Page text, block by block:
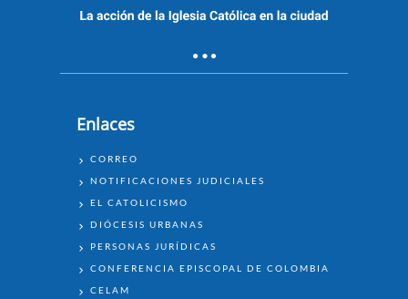
Enlaces
ENLACES
CORREO
NOTIFICACIONES JUDICIALES
EL CATOLICISMO
DIÓCESIS URBANAS
PERSONAS JURÍDICAS
CONFERENCIA EPISCOPAL DE COLOMBIA
CELAM